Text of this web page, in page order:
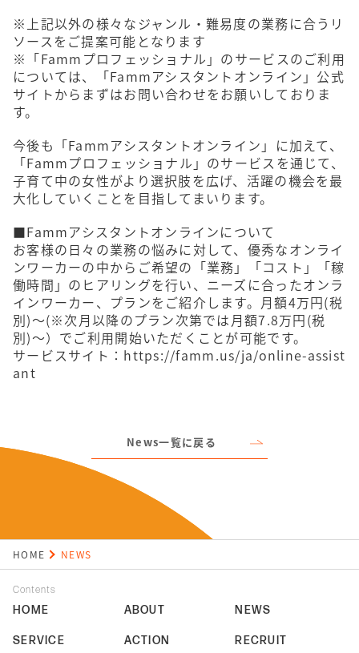
※上記以外の様々なジャンル・難易度の業務に合うリ
ソースをご提案可能となります
※「Fammプロフェッショナル」のサービスのご利用
については、「Fammアシスタントオンライン」公式
サイトからまずはお問い合わせをお願いしておりま
す。
今後も「Fammアシスタントオンライン」に加えて、
「Fammプロフェッショナル」のサービスを通じて、
子育て中の女性がより選択肢を広げ、活躍の機会を最
大化していくことを目指してまいります。
■Fammアシスタントオンラインについて
お客様の日々の業務の悩みに対して、優秀なオンライ
ンワーカーの中からご希望の「業務」「コスト」「稼
働時間」のヒアリングを行い、ニーズに合ったオンラ
インワーカー、プランをご紹介します。月額4万円(税
別)〜(※次月以降のプラン次第では月額7.8万円(税
別)〜）でご利用開始いただくことが可能です。
サービスサイト： https://famm.us/ja/online-assist
ant
News一覧に戻る
HOME NEWS
Contents
HOME ABOUT NEWS
SERVICE ACTION RECRUIT